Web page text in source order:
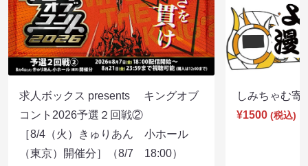
求人ボックス presents キングオブ
コント2026予選２回戦②
［8/4（火）きゅりあん 小ホール
（東京）開催分］（8/7 18:00）
しみちゃむ
¥1500 (税込)